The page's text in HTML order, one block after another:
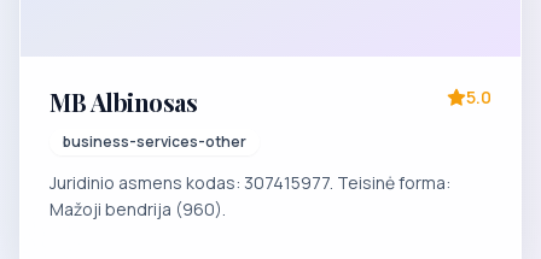
MB Albinosas
business-services-other
5.0
Juridinio asmens kodas: 307415977. Teisinė forma:
Mažoji bendrija (960).